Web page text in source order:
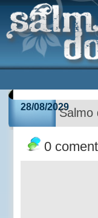
28/08/2029Salmo
0